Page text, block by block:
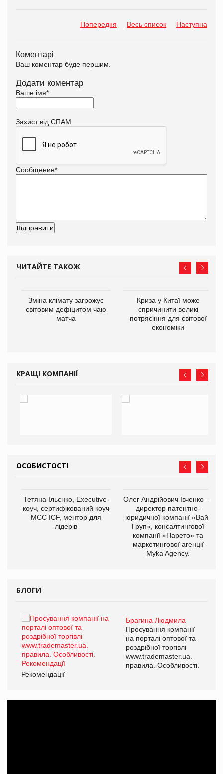
Попередня Весь список Наступна
Коментарі
Ваш коментар буде першим.
Додати коментар
Ваше імя*
Захист від СПАМ
Сообщение*
ЧИТАЙТЕ ТАКОЖ
Зміна клімату загрожує
світовим дефіцитом чаю
матча
Криза у Китаї може
спричинити великі
потрясіння для світової
економіки
КРАЩІ КОМПАНІЇ
ОСОБИСТОСТІ
Тетяна Ільєнко, Executive-
коуч, сертифікований коуч
МСС ICF, ментор для
лідерів
Олег Андрійович Івченко —
директор патентно-
юридичної компанії «Вайз
Груп», консалтингової
компанії «Парето» та
маркетингової агенції
Myka Agency.
БЛОГИ
Брагина Людмила
Просування компанії
на порталі оптової та
роздрібної торгівлі
www.trademaster.ua.
правила. Особливості.
Рекомендації